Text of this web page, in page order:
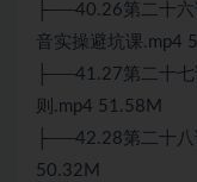
├──40.26第二十
音实操避坑课.mp4
├──41.27第二十七
则.mp4 51.58M
├──42.28第二十八
50.32M